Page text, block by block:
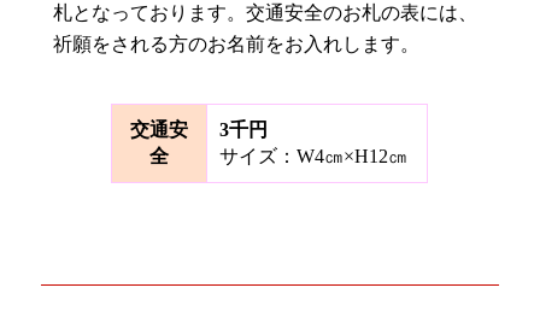
札となっております。交通安全のお札の表には、
祈願をされる方のお名前をお入れします。
交通安
全
3千円
サイズ：W4㎝×H12㎝